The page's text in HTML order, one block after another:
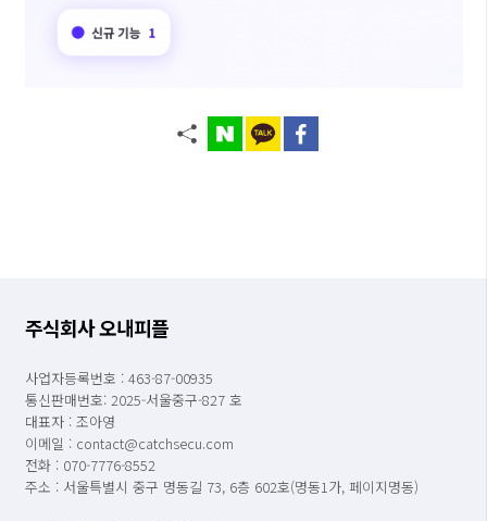
주식회사 오내피플
사업자등록번호 : 463-87-00935
통신판매번호: 2025-서울중구-827 호
대표자 : 조아영
이메일 : contact@catchsecu.com
전화 : 070-7776-8552
주소 : 서울특별시 중구 명동길 73, 6층 602호(명동1가, 페이지명동)